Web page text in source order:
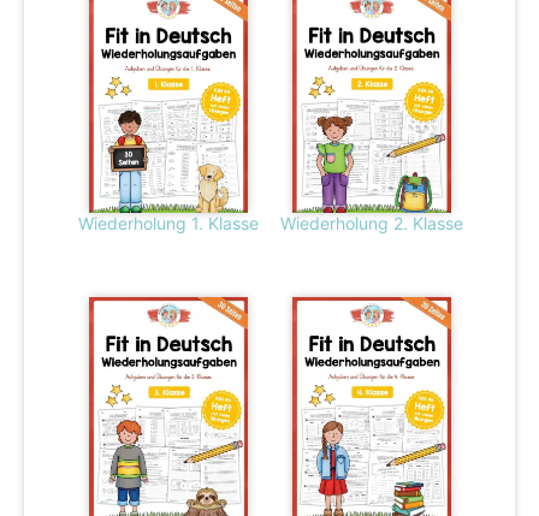
Wiederholung 1. Klasse Wiederholung 2. Klasse